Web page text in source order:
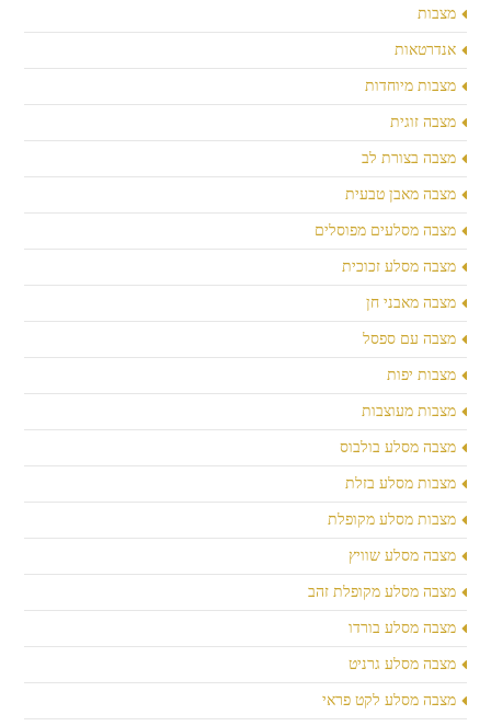
מצבות
אנדרטאות
מצבות מיוחדות
מצבה זוגית
מצבה בצורת לב
מצבה מאבן טבעית
מצבה מסלעים מפוסלים
מצבה מסלע זכוכית
מצבה מאבני חן
מצבה עם ספסל
מצבות יפות
מצבות מעוצבות
מצבה מסלע בולבוס
מצבות מסלע בזלת
מצבות מסלע מקופלת
מצבה מסלע שוויץ
מצבה מסלע מקופלת זהב
מצבה מסלע בורדו
מצבה מסלע גרניט
מצבה מסלע לקט פראי